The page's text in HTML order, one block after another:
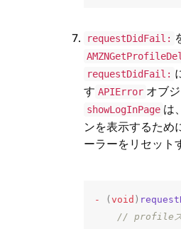
requestDidFail:
requestDidFail:
す APIError オブ
showLogInPage は
ンを表示するため
ーラーをリセット
- ( void )
// profileスコ